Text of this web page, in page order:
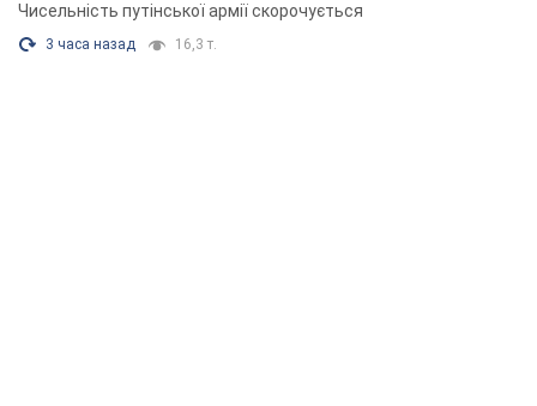
Чисельність путінської армії скорочується
3 часа назад 16,3 т.